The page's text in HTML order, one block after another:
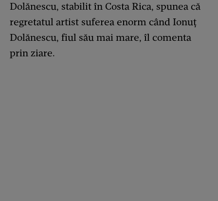
Dolănescu, stabilit în Costa Rica, spunea că
regretatul artist suferea enorm când Ionuț
Dolănescu, fiul său mai mare, îl comenta
prin ziare.